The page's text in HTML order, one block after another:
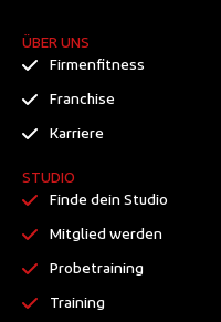
ÜBER UNS
Firmenfitness
Franchise
Karriere
STUDIO
Finde dein Studio
Mitglied werden
Probetraining
Training